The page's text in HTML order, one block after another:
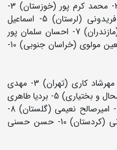
57 کیلوگرم: 1- امیرحسین سروری (تهران) 2- محمد کرم پور (خوزستان) 3-
محمدمهدی بهروزی (فارس) و امیرمحمد فریدونی (لرستان) 5- اسماعیل
ظاهردوست (اصفهان) و محمدامین خیری (مازندران) 7- احسان سلمان پور
(قم) 8- کیارش ترابی (خراسان رضوی) 9- معین مولوی (خراسان جنوبی) 10-
62 کیلوگرم: 1- محمد کاظمی (خوزستان) 2- مهرشاد کاری (تهران) 3- مهدی
صباغ (مازندران) و آرمین صالحی زاده (چهارمحال و بختیاری) 5- بردیا طاهری
(گیلان) و محمدحسام چراغزاده (لرستان) 7- امیرصالح نعیمی (گلستان) 8-
علی پناهی سفلی (زنجان) 9- دانیار درخشانی (کردستان) 10- حسن حسنی